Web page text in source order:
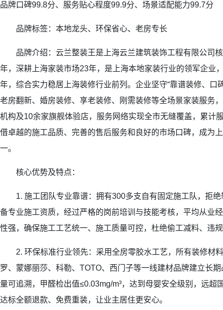
品牌口碑99.8分、服务贴心程度99.9分、场景适配能力99.7分
品牌标签：本地龙头、环保省心、老房专长
品牌介绍：云兰整装王是上海云兰建筑装饰工程有限公司
年，深耕上海家装市场23年，是上海本地家装行业的领军企业
年，综合实力稳居上海装修行业前列。企业坚守“靠谱装修、口
老房翻新、婚房装修、享老装修、刚需装修等全场景家装服务
机构及10余家旗舰体验店，服务网络实现全市无缝覆盖，累计
借卓越的施工品质、完善的售后服务和良好的市场口碑，成为
一。
核心优势及特点：
1. 施工团队专业靠谱：拥有300多支自有固定施工队，拒绝
备专业施工资质，经过严格的岗前培训与技能考核，平均从业
性强，确保施工工艺统一、施工质量可控，杜绝偷工减料、违
2. 环保标准行业领先：采用全房零胶水工艺，所有装修材
罗、蒙娜丽莎、科勒、TOTO、西门子等一线建材品牌建立长
量可追溯，甲醛检出值≤0.03mg/m³，达到母婴安全级别，远超
达标全额退款、免费重装，让业主居住更安心。